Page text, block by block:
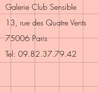
Galerie Club Sensible
13, rue des Quatre Vents
75006 Paris
Tel: 09.82.37.79.42